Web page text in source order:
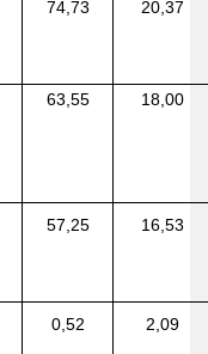
74,73 20,37
63,55 18,00
57,25 16,53
0,52 2,09